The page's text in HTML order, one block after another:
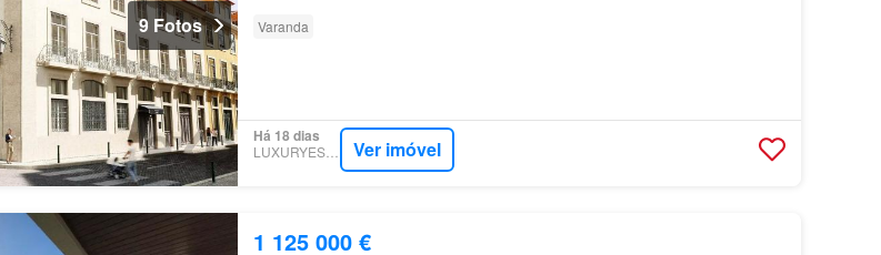
9 Fotos Varanda
Há 18 dias
LUXURYESTATE Ver imóvel
1 125 000 €